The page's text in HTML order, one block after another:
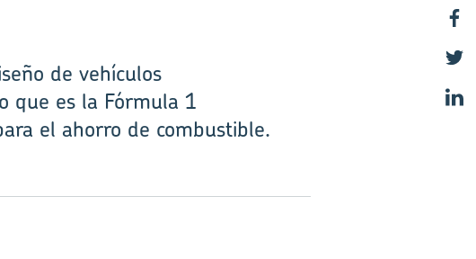
de vehículos
que es la Fórmula 1
el ahorro de combustible.